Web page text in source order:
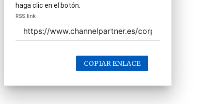
haga clic en el botón.
RSS link
COPIAR ENLACE